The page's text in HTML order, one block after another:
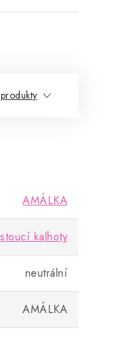
AMÁLKA
kalhoty
neutrální
AMÁLKA